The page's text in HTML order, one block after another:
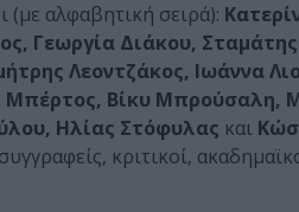
(με αλφαβητική σειρά):
Γεωργία Διάκου,
Λεοντζάκος, Ιωάννα
Μπέρτος, Βίκυ Μπρούσαλη,
Ηλίας Στόφυλας και
κριτικοί,